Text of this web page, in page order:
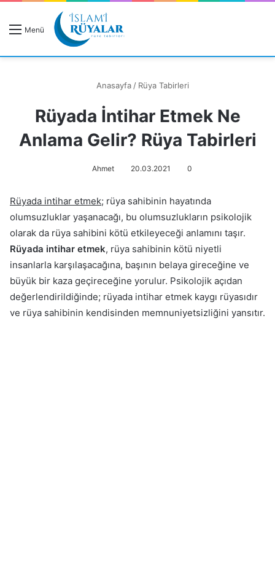
Menü
Anasayfa / Rüya Tabirleri
Rüyada İntihar Etmek Ne
Anlama Gelir? Rüya Tabirleri
Ahmet 20.03.2021 0
Rüyada intihar etmek; rüya sahibinin hayatında
olumsuzluklar yaşanacağı, bu olumsuzlukların psikolojik
olarak da rüya sahibini kötü etkileyeceği anlamını taşır.
Rüyada intihar etmek, rüya sahibinin kötü niyetli
insanlarla karşılaşacağına, başının belaya gireceğine ve
büyük bir kaza geçireceğine yorulur. Psikolojik açıdan
değerlendirildiğinde; rüyada intihar etmek kaygı rüyasıdır
ve rüya sahibinin kendisinden memnuniyetsizliğini yansıtır.
Rüyanızı Arayın